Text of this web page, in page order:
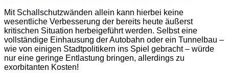
Mit Schallschutzwänden allein kann hierbei keine
wesentliche Verbesserung der bereits heute äußerst
kritischen Situation herbeigeführt werden. Selbst eine
vollständige Einhausung der Autobahn oder ein Tunnelbau –
wie von einigen Stadtpolitikern ins Spiel gebracht – würde
nur eine geringe Entlastung bringen, allerdings zu
exorbitanten Kosten!